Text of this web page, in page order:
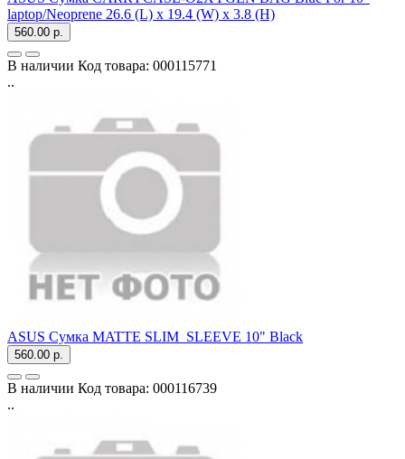
laptop/Neoprene 26.6 (L) x 19.4 (W) x 3.8 (H)
560.00 р.
В наличии Код товара: 000115771
..
ASUS Сумка MATTE SLIM_SLEEVE 10" Black
560.00 р.
В наличии Код товара: 000116739
..